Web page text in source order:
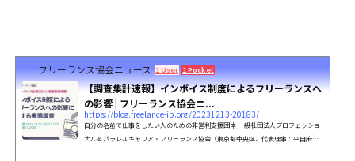
フリーランス協会ニュース 1 User 1 Pocket
【調査集計速報】インボイス制度によるフリーランスへ
の影響 | フリーランス協会ニ...
https://blog.freelance-jp.org/20231213-20183/
自分の名前で仕事をしたい人のための非営利支援団体 一般社団法人プロフェッショ
ナル＆パラレルキャリア・フリーランス協会（東京都中央区、代表理事：平田麻